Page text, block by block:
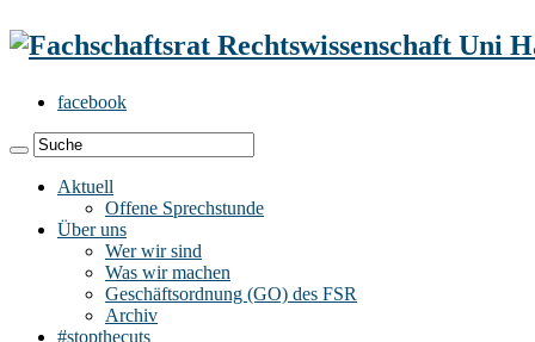
facebook
Aktuell
Offene Sprechstunde
Über uns
Wer wir sind
Was wir machen
Geschäftsordnung (GO) des FSR
Archiv
#stopthecuts